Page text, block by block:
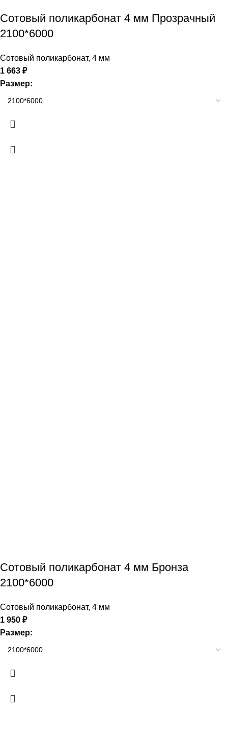
Сотовый поликарбонат 4 мм Прозрачный
2100*6000
Сотовый поликарбонат, 4 мм
1 663 ₽
Размер:
Сотовый поликарбонат 4 мм Бронза
2100*6000
Сотовый поликарбонат, 4 мм
1 950 ₽
Размер: